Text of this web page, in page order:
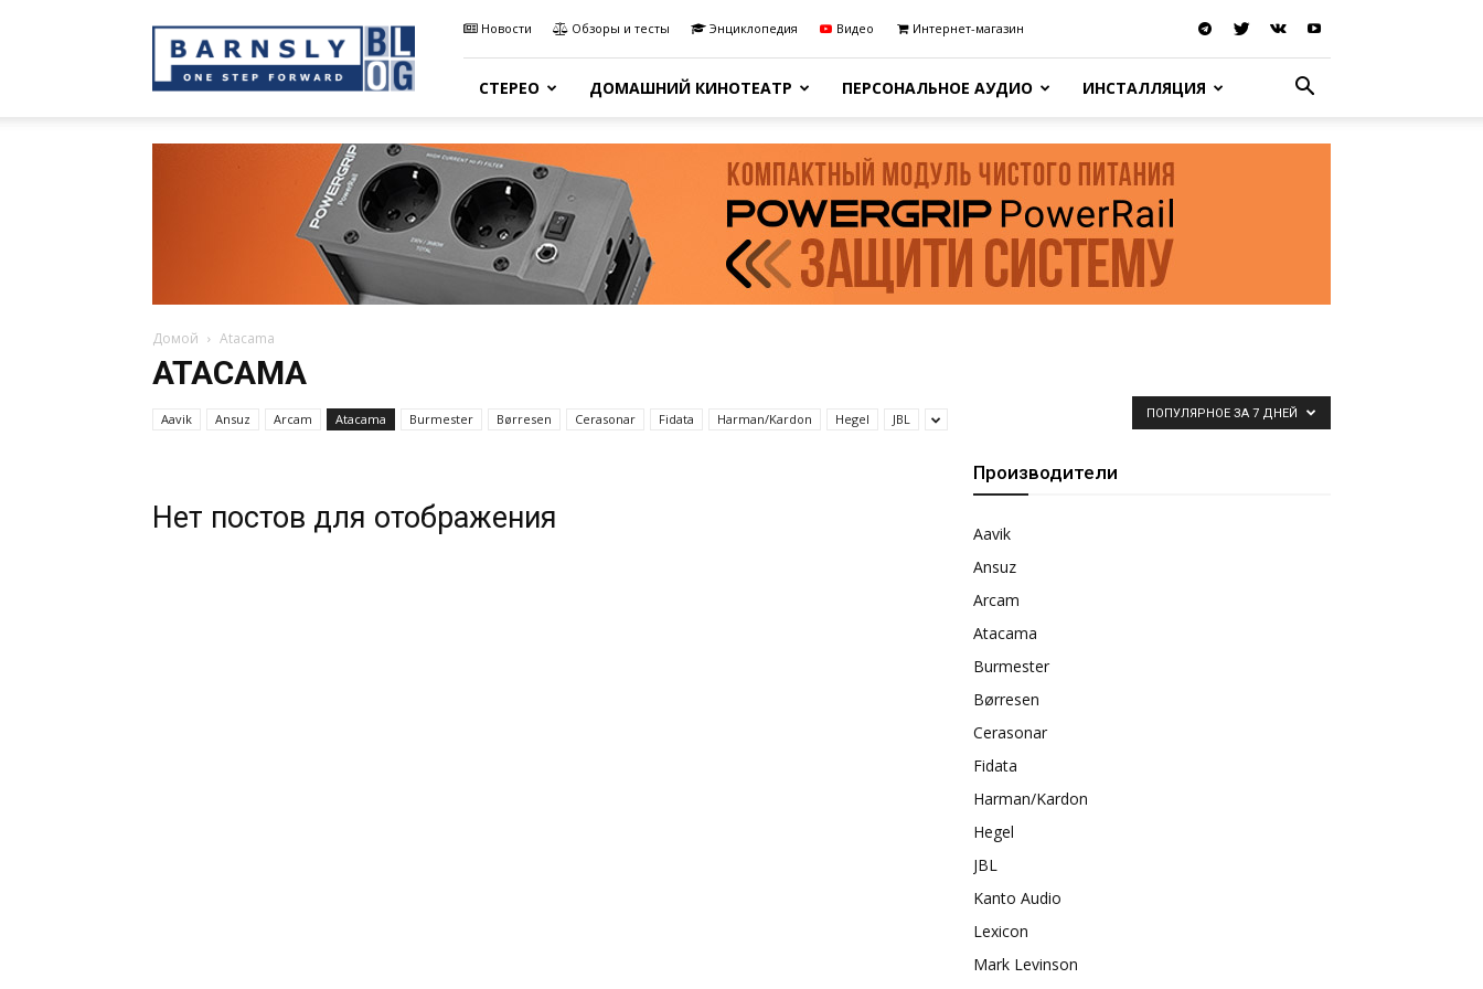
Sound
Blog
Новости Обзоры и тесты Энциклопедия Видео Интернет-магазин
СТЕРЕО ДОМАШНИЙ КИНОТЕАТР ПЕРСОНАЛЬНОЕ АУДИО ИНСТАЛЛЯЦИЯ
Домой Atacama
ATACAMA
Aavik Ansuz Arcam Atacama Burmester Børresen Cerasonar Fidata Harman/Kardon Hegel JBL ПОПУЛЯРНОЕ ЗА 7 ДНЕЙ
Нет постов для отображения
Производители
Aavik
Ansuz
Arcam
Atacama
Burmester
Børresen
Cerasonar
Fidata
Harman/Kardon
Hegel
JBL
Kanto Audio
Lexicon
Mark Levinson